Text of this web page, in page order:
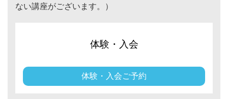
ない講座がございます。）
体験・入会
体験・入会ご予約